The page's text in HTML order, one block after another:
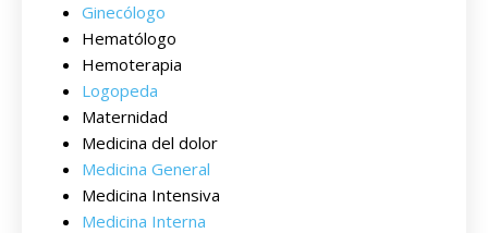
Ginecólogo
Hematólogo
Hemoterapia
Logopeda
Maternidad
Medicina del dolor
Medicina General
Medicina Intensiva
Medicina Interna